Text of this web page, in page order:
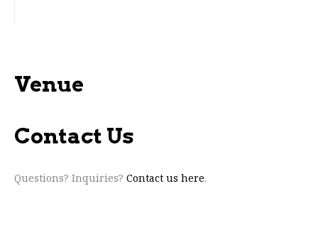
Venue
Contact Us
Questions? Inquiries? Contact us here.